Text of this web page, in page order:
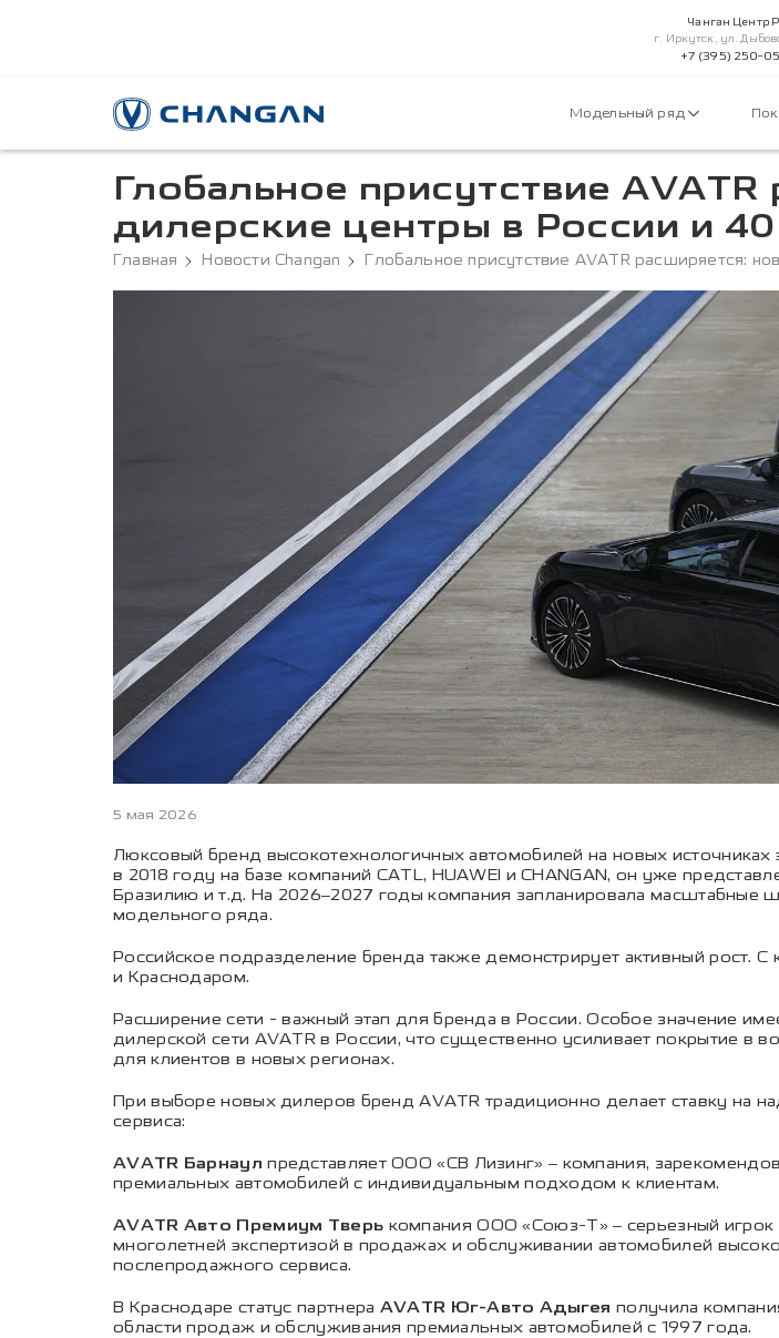
Чанган Центр
г. Иркутск, ул.
+7 (395) 250-
Модельный ряд
Глобальное присутствие
дилерские центры в России и
Главная Новости Changan Глобальное присутствие AVATR расширяется:
5 мая 2026
Люксовый бренд высокотехнологичных автомобилей на новых
в 2018 году на базе компаний CATL, HUAWEI и CHANGAN, он уже
Бразилию и т.д. На 2026–2027 годы компания запланировала масштабные
модельного ряда.
Российское подразделение бренда также демонстрирует активный рост.
и Краснодаром.
Расширение сети - важный этап для бренда в России. Особое значение
дилерской сети AVATR в России, что существенно усиливает покрытие в
для клиентов в новых регионах.
При выборе новых дилеров бренд AVATR традиционно делает ставку на
сервиса:
AVATR Барнаул представляет ООО «СВ Лизинг» – компания,
премиальных автомобилей с индивидуальным подходом к клиентам.
AVATR Авто Премиум Тверь компания ООО «Союз-Т» – серьезный игрок
многолетней экспертизой в продажах и обслуживании автомобилей
послепродажного сервиса.
В Краснодаре статус партнера AVATR Юг-Авто Адыгея получила
области продаж и обслуживания премиальных автомобилей с 1997 года.